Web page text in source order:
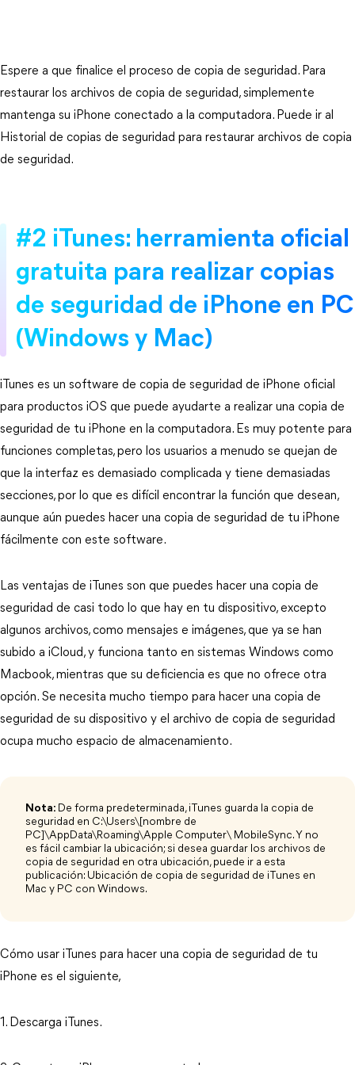
Espere a que finalice el proceso de copia de seguridad. Para
restaurar los archivos de copia de seguridad, simplemente
mantenga su iPhone conectado a la computadora. Puede ir al
Historial de copias de seguridad para restaurar archivos de copia
de seguridad.
#2 iTunes: herramienta oficial
gratuita para realizar copias
de seguridad de iPhone en PC
(Windows y Mac)
iTunes es un software de copia de seguridad de iPhone oficial
para productos iOS que puede ayudarte a realizar una copia de
seguridad de tu iPhone en la computadora. Es muy potente para
funciones completas, pero los usuarios a menudo se quejan de
que la interfaz es demasiado complicada y tiene demasiadas
secciones, por lo que es difícil encontrar la función que desean,
aunque aún puedes hacer una copia de seguridad de tu iPhone
fácilmente con este software.
Las ventajas de iTunes son que puedes hacer una copia de
seguridad de casi todo lo que hay en tu dispositivo, excepto
algunos archivos, como mensajes e imágenes, que ya se han
subido a iCloud, y funciona tanto en sistemas Windows como
Macbook, mientras que su deficiencia es que no ofrece otra
opción. Se necesita mucho tiempo para hacer una copia de
seguridad de su dispositivo y el archivo de copia de seguridad
ocupa mucho espacio de almacenamiento.
Nota: De forma predeterminada, iTunes guarda la copia de
seguridad en C:\Users\[nombre de
PC]\AppData\Roaming\Apple Computer\ MobileSync. Y no
es fácil cambiar la ubicación; si desea guardar los archivos de
copia de seguridad en otra ubicación, puede ir a esta
publicación: Ubicación de copia de seguridad de iTunes en
Mac y PC con Windows.
Cómo usar iTunes para hacer una copia de seguridad de tu
iPhone es el siguiente,
1. Descarga iTunes.